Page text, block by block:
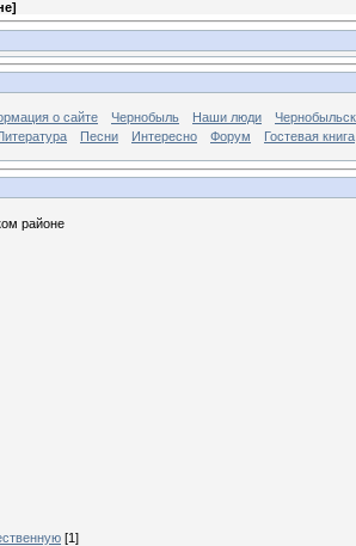
]
о сайте Чернобыль Наши люди
Песни Интересно Форум Гостевая книга
районе
[1]